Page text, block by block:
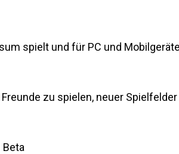
spielt und für PC und
zu spielen, neuer